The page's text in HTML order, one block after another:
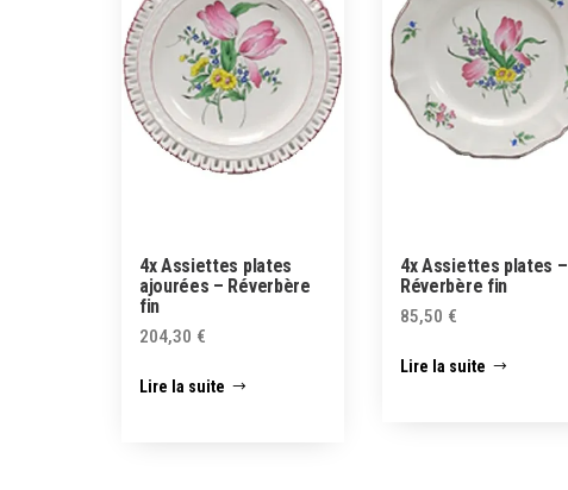
4x Assiettes plates
ajourées – Réverbère
fin
204,30 €
Lire la suite
4x Assiettes plates –
Réverbère fin
85,50 €
Lire la suite